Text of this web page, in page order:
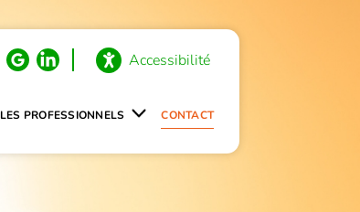
Accessibilité
LES PROFESSIONNELS CONTACT